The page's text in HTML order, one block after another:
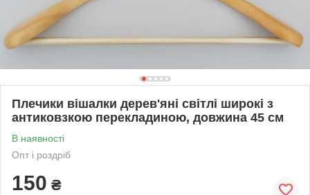
Плечики вішалки дерев'яні світлі широкі з
антиковзкою перекладиною, довжина 45 см
В наявності
Опт і роздріб
150 ₴